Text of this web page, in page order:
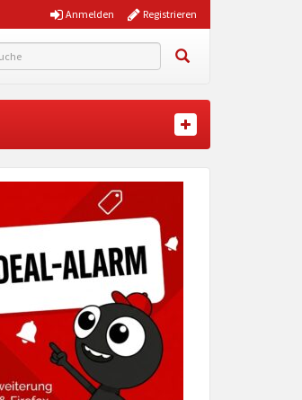
Registrieren
Anmelden